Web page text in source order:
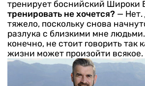
тренирует боснийский Широки
тренировать не хочется? — Нет.
тяжело, поскольку снова
разлука с близкими мне
конечно, не стоит говорить так
жизни может произойти всякое.